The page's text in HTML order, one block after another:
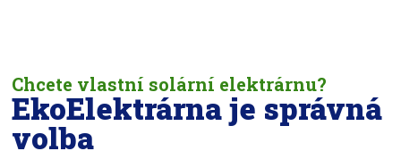
Chcete vlastní solární elektrárnu?
EkoElektrárna je správná
volba